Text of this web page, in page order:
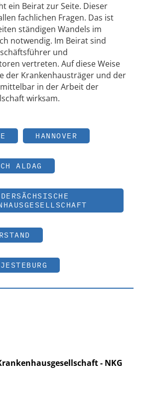
ein Beirat zur Seite. Dieser
fachlichen Fragen. Das ist
ständigen Wandels im
notwendig. Im Beirat sind
und
vertreten. Auf diese Weise
der Krankenhausträger und der
in der Arbeit der
wirksam.
HANNOVER
ALDAG
- NKG